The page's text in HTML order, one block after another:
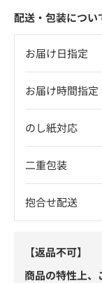
配送・包装につい
お届け日指定
お届け時間指定
のし紙対応
二重包装
抱合せ配送
【返品不可】
商品の特性上